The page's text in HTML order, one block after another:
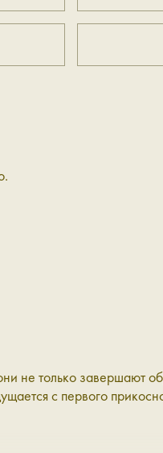
не только завершают
с первого